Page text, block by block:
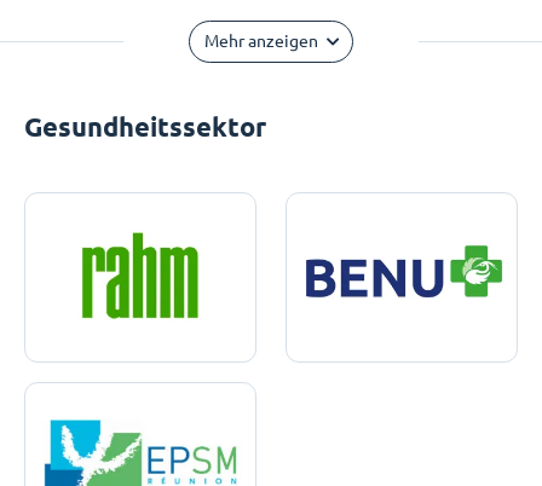
Mehr anzeigen
Gesundheitssektor